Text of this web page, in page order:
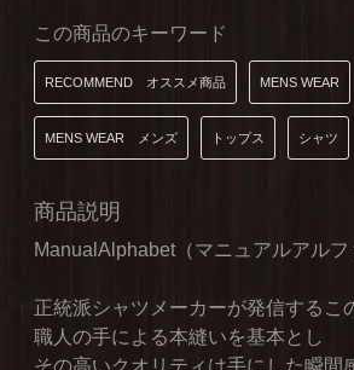
この商品のキーワード
RECOMMEND オススメ商品 MENS WEAR
MENS WEAR メンズ トップス シャツ
商品説明
ManualAlphabet（マニュアルアルフ
正統派シャツメーカーが発信するこ
職人の手による本縫いを基本とし